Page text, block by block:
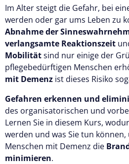
Im Alter steigt die Gefahr, bei
werden oder gar ums Leben zu
Abnahme der
verlangsamte Reaktionszeit
Mobilitätsind nur einige der
pflegebedürftigen Menschen
mit Demenz ist dieses Risiko
Gefahren erkennen und
des organisatorischen und
Lernen Sie in diesem Kurs,
werden und was Sie tun können,
Menschen mit Demenz die
minimieren.